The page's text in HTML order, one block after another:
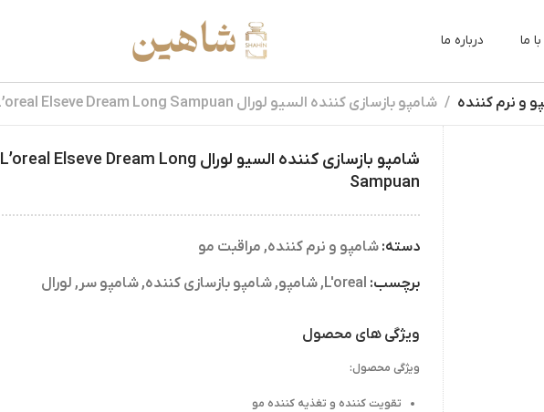
ما درباره ما
و نرم کننده شامپو بازسازی کننده السیو لورال L’oreal Elseve Dream Long Sampuan
شامپو بازسازی کننده السیو لورال L’oreal Elseve Dream Long
Sampuan
دسته: شامپو و نرم کننده, مراقبت مو
برچسب: L'oreal
, شامپو, شامپو بازسازی کننده, شامپو سر , لورال
ویژگی های محصول
ویژگی محصول:
تقویت کننده و تغذیه کننده مو